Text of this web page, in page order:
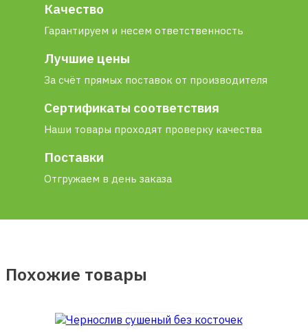
Качество
Гарантируем и несем ответственность
Лучшие цены
За счёт прямых поставок от производителя
Сертификаты соответствия
Наши товары проходят проверку качества
Поставки
Отгружаем в день заказа
Похожие товары